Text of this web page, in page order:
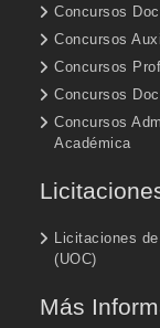
Concursos
Concursos
Concursos
Concursos
Concursos
Académica
Licitaciones
(UOC)
Más